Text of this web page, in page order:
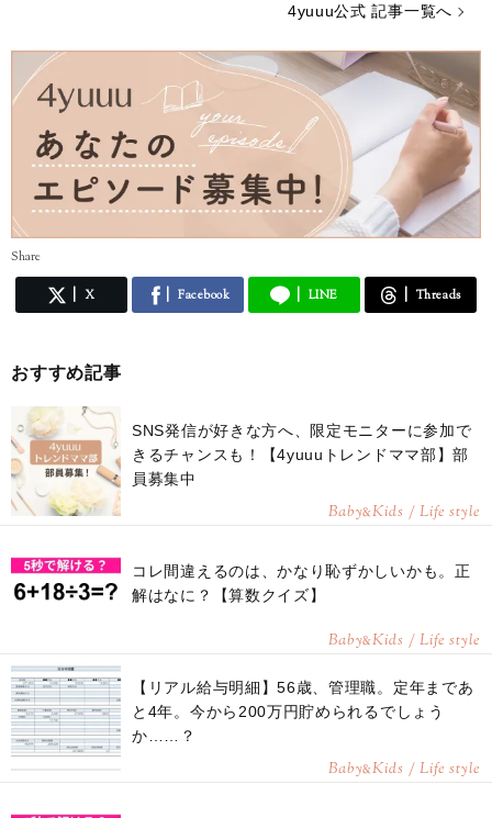
4yuuu公式 記事一覧へ
Share
X Facebook LINE Threads
おすすめ記事
SNS発信が好きな方へ、限定モニターに参加で
きるチャンスも！【4yuuuトレンドママ部】部
員募集中
Baby&Kids / Life style
コレ間違えるのは、かなり恥ずかしいかも。正
解はなに？【算数クイズ】
Baby&Kids / Life style
【リアル給与明細】56歳、管理職。定年まであ
と4年。今から200万円貯められるでしょう
か……？
Baby&Kids / Life style